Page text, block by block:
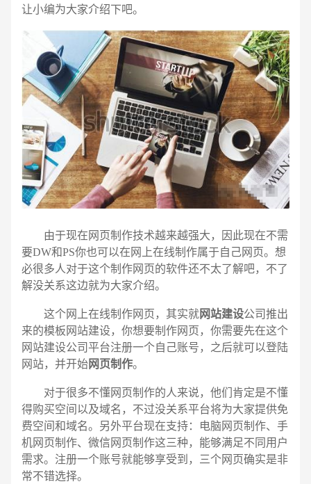
让小编为大家介绍下吧。
由于现在网页制作技术越来越强大，因此现在不需
要DW和PS你也可以在网上在线制作属于自己网页。想
必很多人对于这个制作网页的软件还不太了解吧，不了
解没关系这边就为大家介绍。
这个网上在线制作网页，其实就网站建设公司推出
来的模板网站建设，你想要制作网页，你需要先在这个
网站建设公司平台注册一个自己账号，之后就可以登陆
网站，并开始网页制作。
对于很多不懂网页制作的人来说，他们肯定是不懂
得购买空间以及域名，不过没关系平台将为大家提供免
费空间和域名。另外平台现在支持：电脑网页制作、手
机网页制作、微信网页制作这三种，能够满足不同用户
需求。注册一个账号就能够享受到，三个网页确实是非
常不错选择。
请输入您的公司名称 名字
电话 微信号